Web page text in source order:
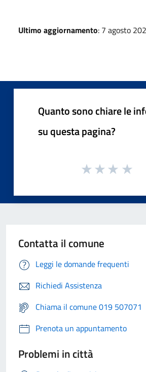
Ultimo aggiornamento: 7 agosto
Quanto sono chiare le
su questa pagina?
Contatta il comune
Leggi le domande frequenti
Richiedi Assistenza
Chiama il comune 019 507071
Prenota un appuntamento
Problemi in città